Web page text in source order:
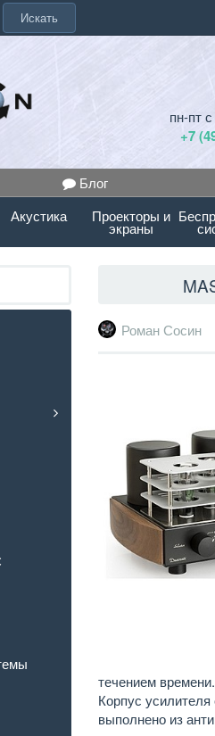
Искать
пн-пт
+7
Блог
Акустика Проекторы и
экраны
Роман Сосин
течением времени.
Корпус
выполнено из